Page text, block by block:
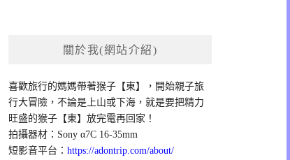
關於我(網站介紹)
喜歡旅行的媽媽帶著猴子【東】，開始親子旅
行大冒險，不論是上山或下海，就是要把精力
旺盛的猴子【東】放完電再回家！
拍攝器材：Sony α7C 16-35mm
短影音平台：https://adontrip.com/about/